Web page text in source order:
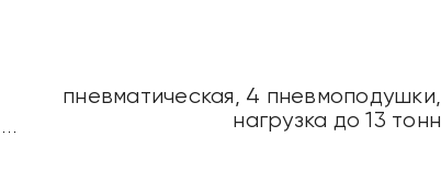
пневматическая, 4 пневмоподушки,
нагрузка до 13 тонн